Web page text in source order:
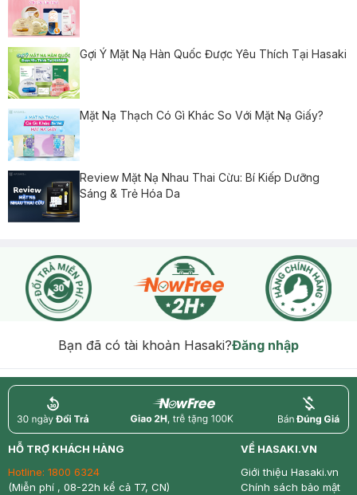
Gợi Ý Mặt Nạ Hàn Quốc Được Yêu Thích Tại Hasaki
Mặt Nạ Thạch Có Gì Khác So Với Mặt Nạ Giấy?
Review Mặt Nạ Nhau Thai Cừu: Bí Kiếp Dưỡng
Sáng & Trẻ Hóa Da
Bạn đã có tài khoản Hasaki?Đăng nhập
return nowfree price
HỖ TRỢ KHÁCH HÀNG
Hotline: 1800 6324
(Miễn phí , 08-22h kể cả T7, CN)
VỀ HASAKI.VN
Giới thiệu Hasaki.vn
Chính sách bảo mật